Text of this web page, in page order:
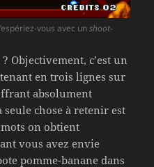
vous avec unshoot-
Objectivement, c’est un
en trois lignes sur
absolument
chose à retenir est
on obtient
vous avez envie
pomme-banane dans